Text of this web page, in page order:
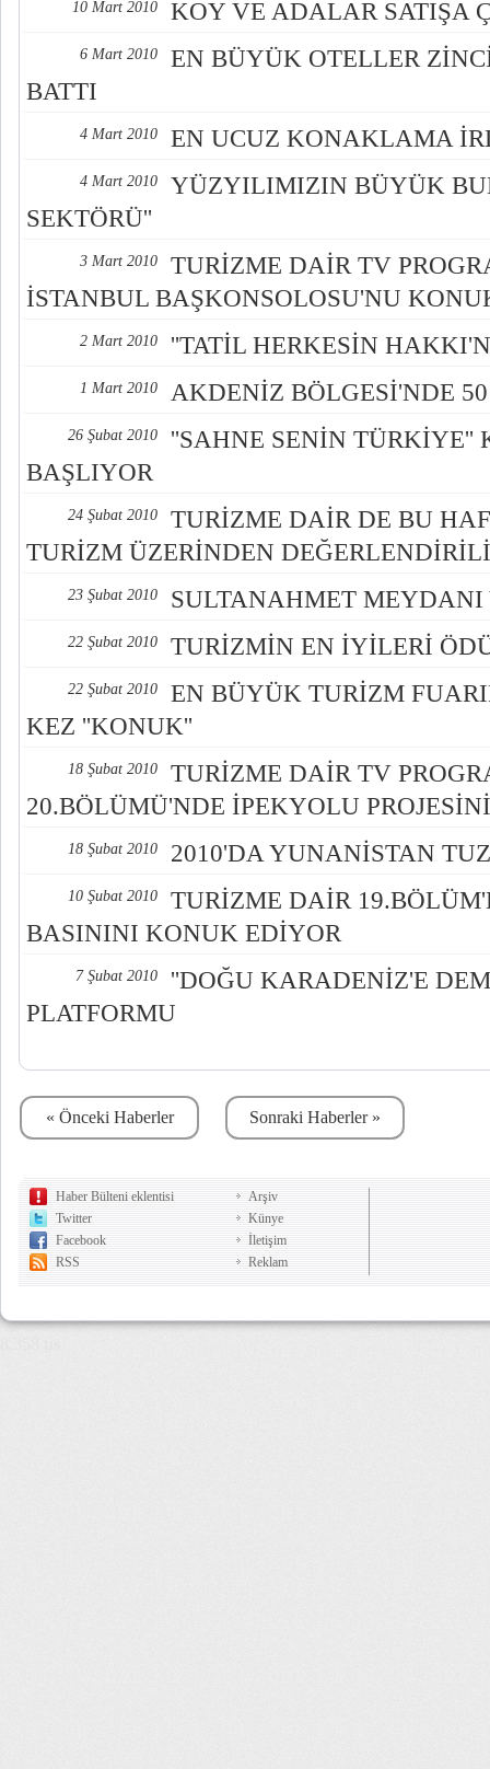
10 Mart 2010 KOY VE ADALAR SATIŞA
6 Mart 2010
EN BÜYÜK OTELLER
BATTI
4 Mart 2010 EN UCUZ KONAKLAMA
4 Mart 2010
YÜZYILIMIZIN BÜYÜK
SEKTÖRÜ''
3 Mart 2010
TURİZME DAİR TV
İSTANBUL BAŞKONSOLOSU'NU
2 Mart 2010 ''TATİL HERKESİN
1 Mart 2010 AKDENİZ BÖLGESİ'NDE
26 Şubat 2010
''SAHNE SENİN TÜRKİYE''
BAŞLIYOR
24 Şubat 2010
TURİZME DAİR DE BU
TURİZM ÜZERİNDEN
23 Şubat 2010 SULTANAHMET
22 Şubat 2010 TURİZMİN EN İYİLERİ
22 Şubat 2010
EN BÜYÜK TURİZM
KEZ ''KONUK''
18 Şubat 2010
TURİZME DAİR TV
20.BÖLÜMÜ'NDE İPEKYOLU
18 Şubat 2010 2010'DA YUNANİSTAN
10 Şubat 2010
TURİZME DAİR
BASININI KONUK EDİYOR
7 Şubat 2010
''DOĞU KARADENİZ'E
PLATFORMU
« Önceki Haberler Sonraki Haberler »
Haber Bülteni eklentisi
Twitter
Facebook
RSS
Arşiv
Künye
İletişim
Reklam